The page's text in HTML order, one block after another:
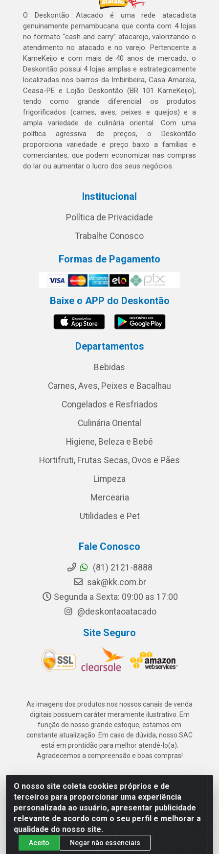
O nosso site coleta cookies próprios e de
terceiros para proporcionar uma experiência
personalizada ao usuário, apresentar publicidade
relevante de acordo com o seu perfil e melhorar a
qualidade do nosso site.
Aceito Negar não essenciais
O Deskontão Atacado é uma rede atacadista
genuinamente pernambucana que conta com 4 lojas
no formato “cash and carry” atacarejo, valorizando o
atendimento no atacado e no varejo. Pertencente a
KarneKeijo e com mais de 40 anos de mercado, o
Deskontão possui 4 lojas amplas e estrategicamente
localizadas nos bairros da Imbiribeira, Casa Amarela,
Ceasa-PE e Lojão Deskontão (BR 101 KarneKeijo),
tendo como grande diferencial os produtos
frigorificados (carnes, aves, peixes e queijos) e a
ampla variedade de culinária oriental. Com uma
política agressiva de preços, o Deskontão
proporciona variedade e preço baixo a famílias e
comerciantes, que podem economizar nas compras
do lar ou aumentar o lucro dos seus negócios.
Institucional
Política de Privacidade
Trabalhe Conosco
Formas de Pagamento
Baixe o APP do Deskontão
Departamentos
Bebidas
Carnes, Aves, Peixes e Bacalhau
Congelados e Resfriados
Culinária Oriental
Higiene, Beleza e Bebê
Hortifruti, Frutas Secas, Ovos e Pães
Limpeza
Mercearia
Utilidades e Pet
Fale Conosco
(81) 2121-8888
sak@kk.com.br
Segunda a Sexta: 09:00 as 17:00
@deskontaoatacado
Site Seguro
As imagens dos produtos nos nossos canais de venda
digitais possuem caráter meramente ilustrativo. Em
função do nosso grande estoque, estamos em
constante atualização. Em caso de dúvida, nosso SAC
está em prontidão para melhor atendê-lo(a).
Agradecemos a compreensão e boas compras!
Deskontão Atacado - Av. Marechal Mascarenhas de Morais, 2471 -
Imbiribeira - Recife/PE - CEP 51.150-001 - CNPJ 24.150.377/0003-
57